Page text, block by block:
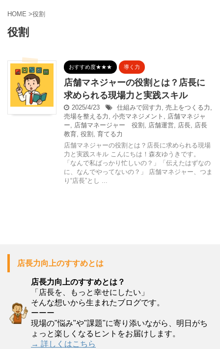
HOME >役割
役割
おすすめ度★★★ 導く力
店舗マネジャーの役割とは？店長に
求められる現場力と実践スキル
2025/4/23 仕組みで回す力 , 売上をつくる力 ,
売場を整える力 , 小売マネジメント , 店舗マネジャ
ー, 店舗マネージャー 役割 , 店舗運営, 店長, 店長
教育, 役割 , 育てる力
店舗マネジャーの役割とは？店長に求められる現場
力と実践スキル こんにちは！森友ゆうきです。
「なんで私ばっかり忙しいの？」「伝えたはずなの
に、なんでやってないの？」 店舗マネジャー、つま
り“店長”とし ...
店長力向上のすすめとは
店長力向上のすすめとは？
「店長を、もっと幸せにしたい」
そんな想いから生まれたブログです。
ーーー
現場の"悩み"や"課題"に寄り添いながら、明日がち
ょっと楽しくなるヒントをお届けします。
→ 詳しくはこちら